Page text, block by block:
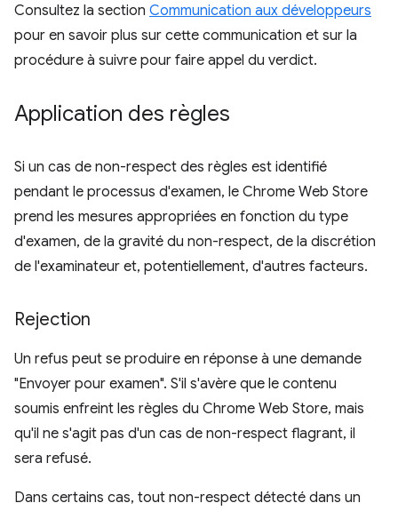
Consultez la section Communication aux développeurs
pour en savoir plus sur cette communication et sur la
procédure à suivre pour faire appel du verdict.
Application des règles
Si un cas de non-respect des règles est identifié
pendant le processus d'examen, le Chrome Web Store
prend les mesures appropriées en fonction du type
d'examen, de la gravité du non-respect, de la discrétion
de l'examinateur et, potentiellement, d'autres facteurs.
Rejection
Un refus peut se produire en réponse à une demande
"Envoyer pour examen". S'il s'avère que le contenu
soumis enfreint les règles du Chrome Web Store, mais
qu'il ne s'agit pas d'un cas de non-respect flagrant, il
sera refusé.
Dans certains cas, tout non-respect détecté dans un